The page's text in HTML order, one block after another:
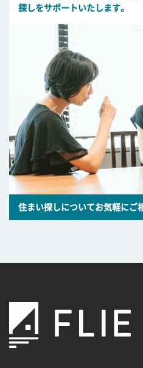
探しをサポートいたします。
住まい探しについてお気軽にご